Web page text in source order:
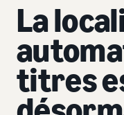
La
titres